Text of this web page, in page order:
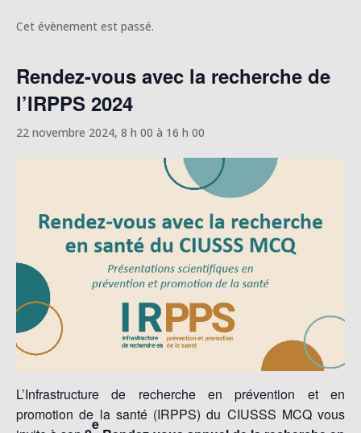
Cet évènement est passé.
Rendez-vous avec la recherche de
l’IRPPS 2024
22 novembre 2024, 8 h 00 à 16 h 00
L’Infrastructure de recherche en prévention et en
promotion de la santé (IRPPS) du CIUSSS MCQ vous
e